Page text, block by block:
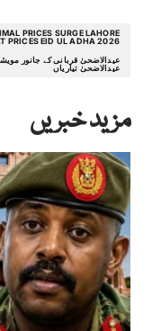
PRICES SURGE LAHORE
PRICES EID UL ADHA 2026
عیدالاضحیٰ قربانی کے جانور
عیدالاضحیٰ تیاریاں
مزید خبریں